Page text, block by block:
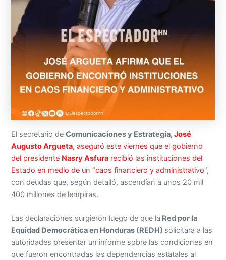
El secretario deComunicaciones y Estrategia,José
Augusto Argueta, aseguró este viernes que el gobierno
del presidente Nasry Asfura recibió las instituciones del
Estado en medio de un “caos financiero y administrativo”,
con deudas que, según detalló, ascendían a unos 20 mil
400 millones de lempiras.
Las declaraciones surgieron luego de que la Red por la
Equidad Democrática en Honduras (REDH) solicitara a las
autoridades presentar un informe sobre las condiciones en
que fueron encontradas las dependencias estatales al